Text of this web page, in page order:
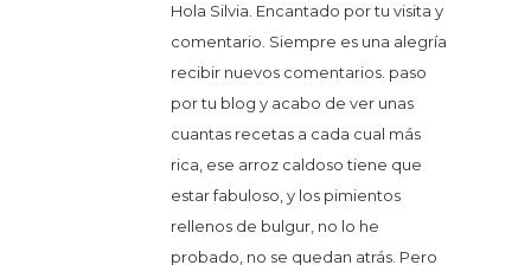
Hola Silvia. Encantado por tu visita y
comentario. Siempre es una alegría
recibir nuevos comentarios. paso
por tu blog y acabo de ver unas
cuantas recetas a cada cual más
rica, ese arroz caldoso tiene que
estar fabuloso, y los pimientos
rellenos de bulgur, no lo he
probado, no se quedan atrás. Pero